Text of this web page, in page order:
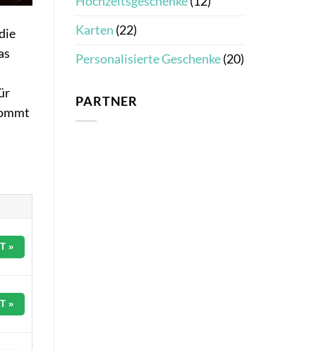
»
»
Karten (22)
Personalisierte Geschenke(20)
PARTNER